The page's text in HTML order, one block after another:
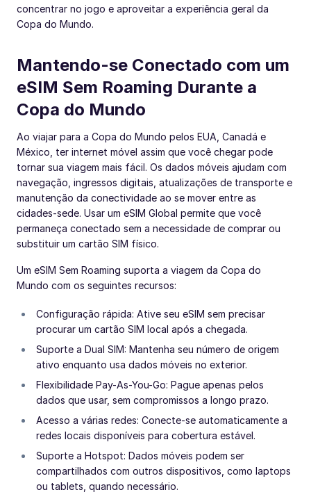
concentrar no jogo e aproveitar a experiência geral da
Copa do Mundo.
Mantendo-se Conectado com um
eSIM Sem Roaming Durante a
Copa do Mundo
Ao viajar para a Copa do Mundo pelos EUA, Canadá e
México, ter internet móvel assim que você chegar pode
tornar sua viagem mais fácil. Os dados móveis ajudam com
navegação, ingressos digitais, atualizações de transporte e
manutenção da conectividade ao se mover entre as
cidades-sede. Usar um eSIM Global permite que você
permaneça conectado sem a necessidade de comprar ou
substituir um cartão SIM físico.
Um eSIM Sem Roaming suporta a viagem da Copa do
Mundo com os seguintes recursos:
Configuração rápida: Ative seu eSIM sem precisar
procurar um cartão SIM local após a chegada.
Suporte a Dual SIM: Mantenha seu número de origem
ativo enquanto usa dados móveis no exterior.
Flexibilidade Pay-As-You-Go: Pague apenas pelos
dados que usar, sem compromissos a longo prazo.
Acesso a várias redes: Conecte-se automaticamente a
redes locais disponíveis para cobertura estável.
Suporte a Hotspot: Dados móveis podem ser
compartilhados com outros dispositivos, como laptops
ou tablets, quando necessário.